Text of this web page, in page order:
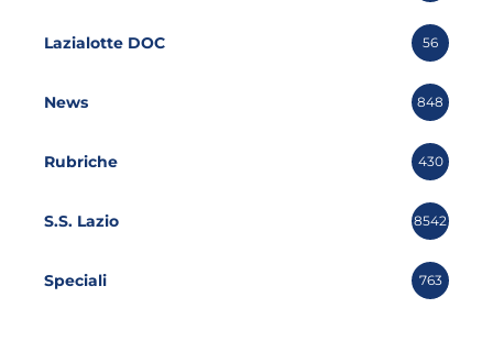
Lazialotte DOC 56
News 848
Rubriche 430
S.S. Lazio 8542
Speciali 763